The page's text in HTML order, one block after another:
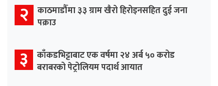
२ काठमाडौँमा ३३ ग्राम खैरो हिरोइनसहित दुई जना
पक्राउ
३ काँकडभिट्टाबाट एक वर्षमा २४ अर्ब ५० करोड
बराबरको पेट्रोलियम पदार्थ आयात